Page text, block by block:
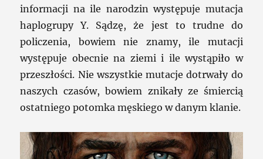
informacji na ile narodzin występuje mutacja
haplogrupy Y. Sądzę, że jest to trudne do
policzenia, bowiem nie znamy, ile mutacji
występuje obecnie na ziemi i ile wystąpiło w
przeszłości. Nie wszystkie mutacje dotrwały do
naszych czasów, bowiem znikały ze śmiercią
ostatniego potomka męskiego w danym klanie.